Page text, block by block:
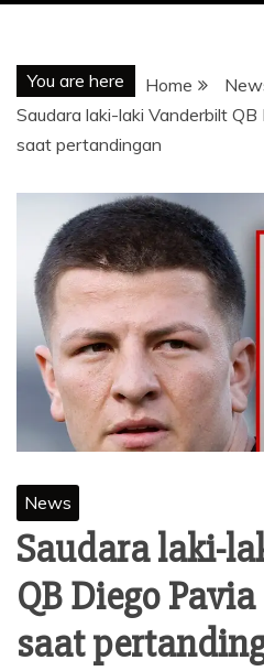
You are here Home
Saudara laki-laki Vanderbilt
saat pertandingan
News
Saudara laki-
QB Diego
saat